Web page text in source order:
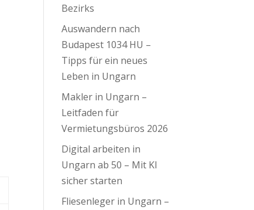
Bezirks
Auswandern nach
Budapest 1034 HU –
Tipps für ein neues
Leben in Ungarn
Makler in Ungarn –
Leitfaden für
Vermietungsbüros 2026
Digital arbeiten in
Ungarn ab 50 – Mit KI
sicher starten
Fliesenleger in Ungarn –